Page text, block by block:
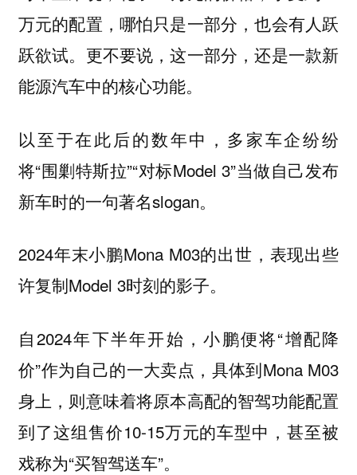
万元的配置，哪怕只是一部分，也会有人跃
跃欲试。更不要说，这一部分，还是一款新
能源汽车中的核心功能。
以至于在此后的数年中，多家车企纷纷
将“围剿特斯拉”“对标Model 3”当做自己发布
新车时的一句著名slogan。
2024年末小鹏Mona M03的出世，表现出些
许复制Model 3时刻的影子。
自2024年下半年开始，小鹏便将“增配降
价”作为自己的一大卖点，具体到Mona M03
身上，则意味着将原本高配的智驾功能配置
到了这组售价10-15万元的车型中，甚至被
戏称为“买智驾送车”。